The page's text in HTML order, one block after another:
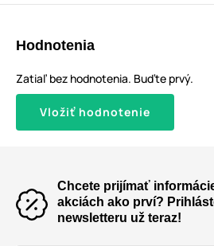
Hodnotenia
Zatiaľ bez hodnotenia. Buďte prvý.
Vložiť hodnotenie
Chcete prijímať
akciách ako prví?
newsletteru už teraz!